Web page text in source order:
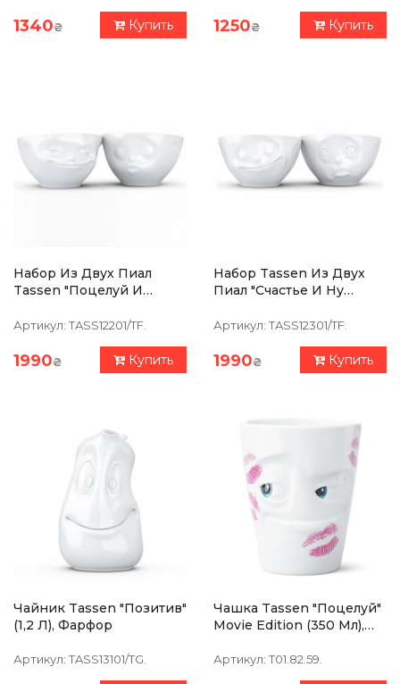
1340₴ Купить 1250₴ Купить
Набор Из Двух Пиал
Tassen "Поцелуй И
Фарфор
Артикул: TASS12201/TF.
1990₴ Купить
Набор Tassen Из Двух
Пиал "Счастье И Ну
Фарфор
Артикул: TASS12301/TF.
1990₴ Купить
Чайник Tassen "Позитив"
(1,2 Л), Фарфор
Артикул: TASS13101/TG.
Чашка Tassen "Поцелуй"
Movie Edition (350 Мл),
Артикул: T01.82.59.